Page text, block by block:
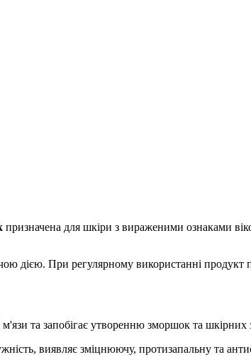
призначена для шкіри з вираженими ознаками
дією. При регулярному використанні продукт
та запобігає утворенню зморшок та шкірних
виявляє зміцнюючу, протизапальну та